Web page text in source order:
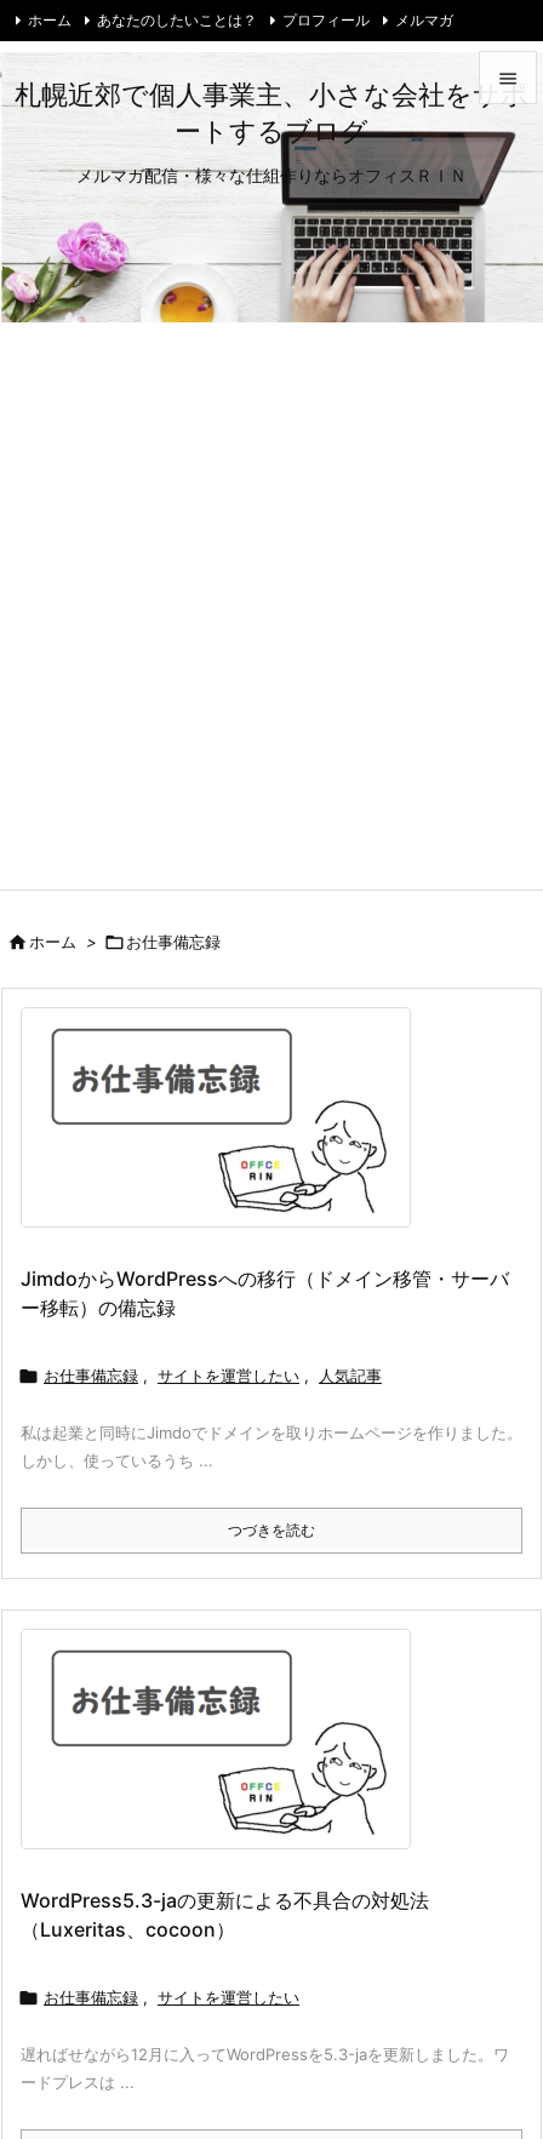
札幌近郊で個人事業主、小さな会社をサポ
ートするブログ
メルマガ配信・様々な仕組作りならオフィスＲＩＮ


メニュ


ホーム あなたのしたいことは？ プロフィール メルマガ
ホーム > お仕事備忘録
JimdoからWordPressへの移行（ドメイン移管・サーバ
ー移転）の備忘録
 お仕事備忘録 , サイトを運営したい , 人気記事
私は起業と同時にJimdoでドメインを取りホームページを作りました。
しかし、使っているうち ...
つづきを読む
WordPress5.3-jaの更新による不具合の対処法
（Luxeritas、cocoon）
 お仕事備忘録 , サイトを運営したい
遅ればせながら12月に入ってWordPressを5.3-jaを更新しました。ワ
ードプレスは ...